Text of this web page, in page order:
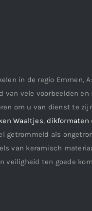
in de regio Emmen,
vele voorbeelden
om u van dienst te
Waaltjes, dikformaten
getrommeld als
van keramisch
veiligheid ten goede